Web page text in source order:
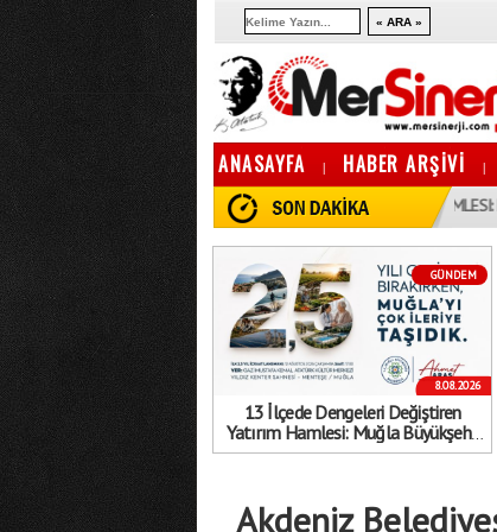
ANASAYFA | HABER ARŞİVİ |
10:13 13 İLÇEDE DENGELERI DEĞIŞTIREN YATıRıM HAMLESI: MUĞLA
GÜNDEM
8.08.2026
13 İlçede Dengeleri Değiştiren
Yatırım Hamlesi: Muğla Büyükşehir
Belediyesi’nden Gövde Gösterisi!
Akdeniz